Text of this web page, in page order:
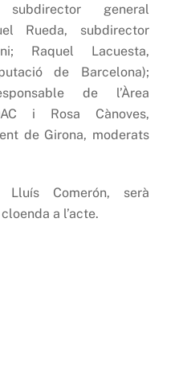
general
Rueda, subdirector
Raquel Lacuesta,
de Barcelona);
de l’Àrea
i Rosa Cànoves,
de Girona, moderats
Comerón, serà
a l’acte.